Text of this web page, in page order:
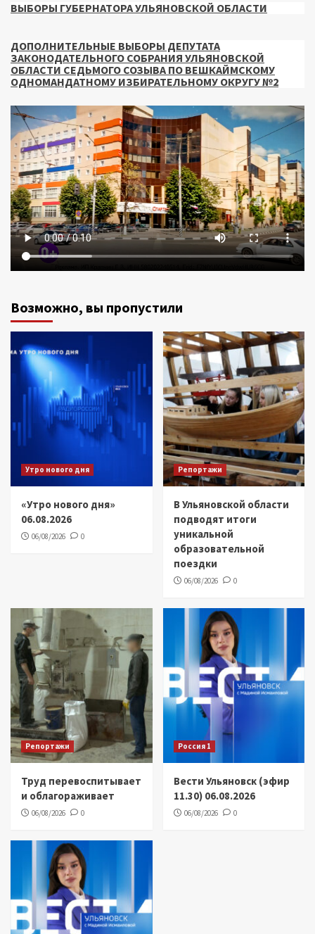
ВЫБОРЫ ГУБЕРНАТОРА УЛЬЯНОВСКОЙ ОБЛАСТИ
ДОПОЛНИТЕЛЬНЫЕ ВЫБОРЫ ДЕПУТАТА
ЗАКОНОДАТЕЛЬНОГО СОБРАНИЯ УЛЬЯНОВСКОЙ
ОБЛАСТИ СЕДЬМОГО СОЗЫВА ПО ВЕШКАЙМСКОМУ
ОДНОМАНДАТНОМУ ИЗБИРАТЕЛЬНОМУ ОКРУГУ №2
Возможно, вы пропустили
Утро нового дня
«Утро нового дня»
06.08.2026
06/08/2026 0
Репортажи
В Ульяновской области
подводят итоги
уникальной
образовательной
поездки
06/08/2026 0
Репортажи
Труд перевоспитывает
и облагораживает
06/08/2026 0
Россия 1
Вести Ульяновск (эфир
11.30) 06.08.2026
06/08/2026 0